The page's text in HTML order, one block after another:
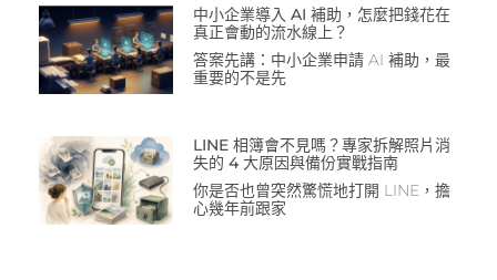
中小企業導入 AI 補助，怎麼把錢花在
真正會動的流水線上？
答案先講：中小企業申請 AI 補助，最
重要的不是先
LINE 相簿會不見嗎？專家拆解照片消
失的 4 大原因與備份實戰指南
你是否也曾突然驚慌地打開 LINE，擔
心幾年前跟家